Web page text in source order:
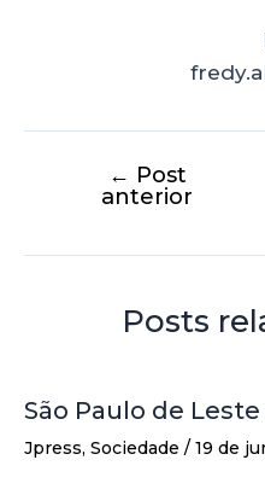
← Post
anterior
Posts
São Paulo de
Jpress, Sociedade / 19 de